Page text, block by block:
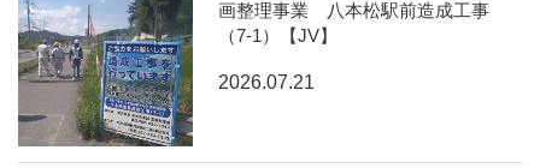
画整理事業 八本松駅前造成工事
（7-1）【JV】
2026.07.21